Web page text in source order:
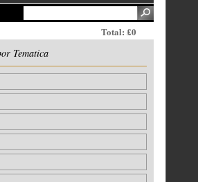
Total: £0
Tematica